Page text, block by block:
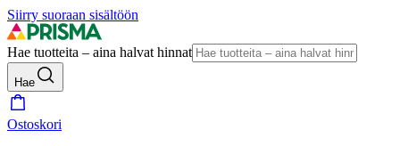
Siirry suoraan sisältöön
Hae tuotteita – aina halvat hinnat
Hae
Ostoskori